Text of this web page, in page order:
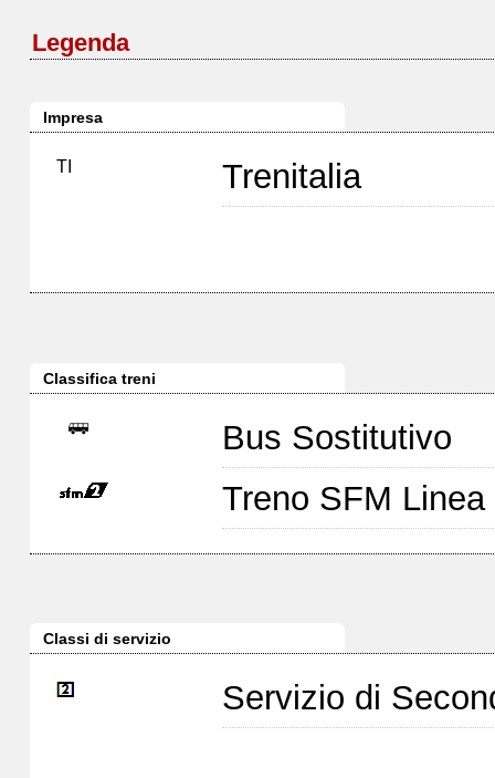
Legenda
Impresa
TI Trenitalia
Classifica treni
Bus Sostitutivo
Treno SFM Linea
Classi di servizio
Servizio di